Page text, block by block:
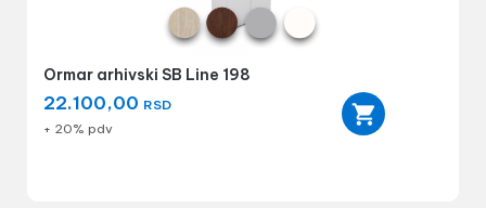
Ormar arhivski SB Line 198
22.100,00 RSD
+ 20% pdv